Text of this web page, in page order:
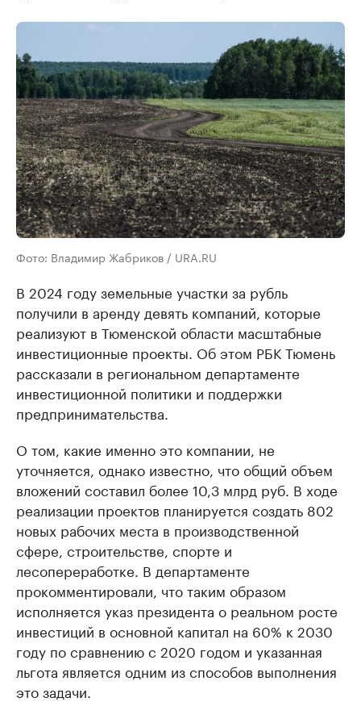
Фото: Владимир Жабриков / URA.RU
В 2024 году земельные участки за рубль
получили в аренду девять компаний, которые
реализуют в Тюменской области масштабные
инвестиционные проекты. Об этом РБК Тюмень
рассказали в региональном департаменте
инвестиционной политики и поддержки
предпринимательства.
О том, какие именно это компании, не
уточняется, однако известно, что общий объем
вложений составил более 10,3 млрд руб. В ходе
реализации проектов планируется создать 802
новых рабочих места в производственной
сфере, строительстве, спорте и
лесопереработке. В департаменте
прокомментировали, что таким образом
исполняется указ президента о реальном росте
инвестиций в основной капитал на 60% к 2030
году по сравнению с 2020 годом и указанная
льгота является одним из способов выполнения
это задачи.